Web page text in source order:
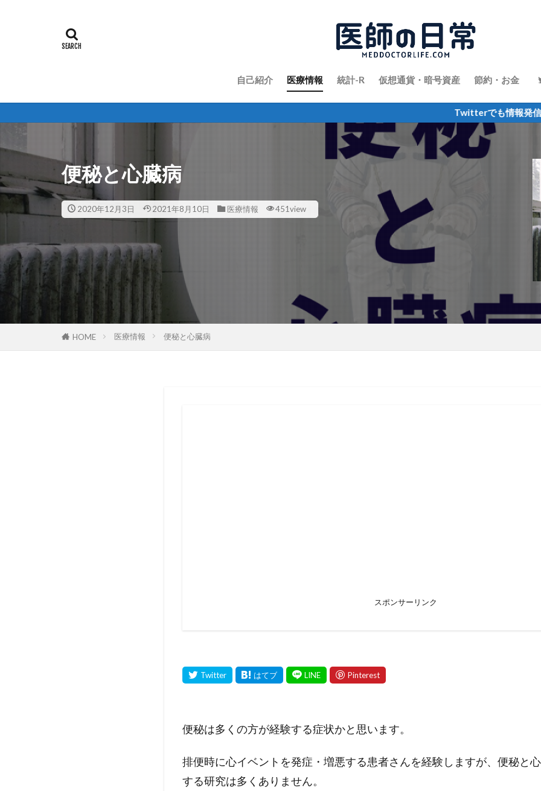
自己紹介 医療情報 統計-R 仮想通貨・暗号資産 節約・お金
Twitterでも情報発信しています
便秘と心臓病
2020年12月3日 2021年8月10日 医療情報 451view
HOME 医療情報 便秘と心臓病
スポンサーリンク
便秘は多くの方が経験する症状かと思います。
排便時に心イベントを発症・増悪する患者さんを経験しますが、便秘と
する研究は多くありません。